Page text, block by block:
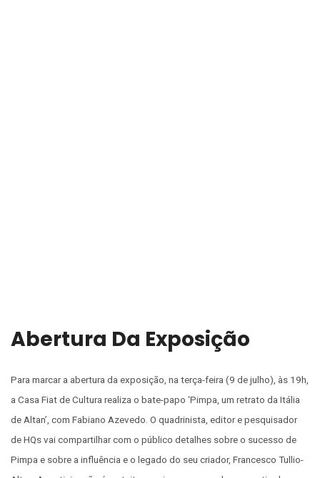
Abertura Da Exposição
Para marcar a abertura da exposição, na terça-feira (9 de julho), às 19h,
a Casa Fiat de Cultura realiza o bate-papo ‘Pimpa, um retrato da Itália
de Altan’, com Fabiano Azevedo. O quadrinista, editor e pesquisador
de HQs vai compartilhar com o público detalhes sobre o sucesso de
Pimpa e sobre a influência e o legado do seu criador, Francesco Tullio-